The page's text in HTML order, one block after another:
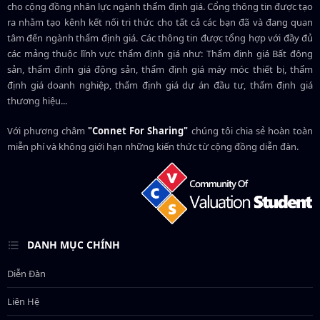
cho cộng đồng nhân lực ngànhthẩm định giá. Cổng thông tin được tạo
ra nhằm tạo kênh kết nối tri thức cho tất cả các bạn đã và đang quan
tâm đến ngành thẩm định giá. Các thông tin được tổng hợp với đầy đủ
các mảng thuộc lĩnh vực thẩm định giá như: Thẩm định giá Bất động
sản, thẩm định giá động sản, thẩm định giá máy móc thiết bị, thẩm
định giá doanh nghiệp, thẩm định giá dự án đầu tư, thẩm định giá
thương hiệu...
Với phương châm"Connet For Sharing" chúng tôi chia sẻ hoàn toàn
miễn phí và không giới hạn những kiến thức từ cộng đồng diễn đàn.
DANH MỤC CHÍNH
Diễn Đàn
Liên Hệ